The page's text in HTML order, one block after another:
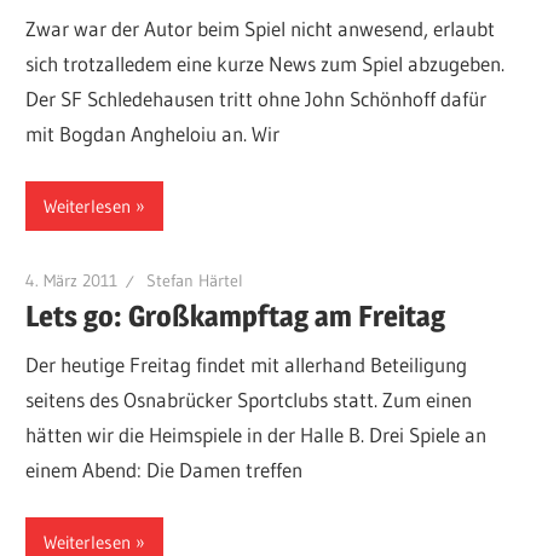
Zwar war der Autor beim Spiel nicht anwesend, erlaubt
sich trotzalledem eine kurze News zum Spiel abzugeben.
Der SF Schledehausen tritt ohne John Schönhoff dafür
mit Bogdan Angheloiu an. Wir
Weiterlesen
4. März 2011 Stefan Härtel
Lets go: Großkampftag am Freitag
Der heutige Freitag findet mit allerhand Beteiligung
seitens des Osnabrücker Sportclubs statt. Zum einen
hätten wir die Heimspiele in der Halle B. Drei Spiele an
einem Abend: Die Damen treffen
Weiterlesen